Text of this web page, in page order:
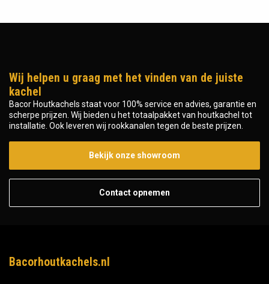
Wij helpen u graag met het vinden van de juiste
kachel
Bacor Houtkachels staat voor 100% service en advies, garantie en
scherpe prijzen. Wij bieden u het totaalpakket van houtkachel tot
installatie. Ook leveren wij rookkanalen tegen de beste prijzen.
Bekijk onze showroom
Contact opnemen
Bacorhoutkachels.nl